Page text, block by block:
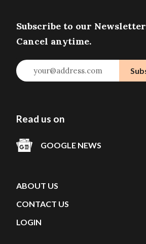
Subscribe to our
Cancel anytime.
your@address.com
Read us on
GOOGLE NEWS
ABOUT US
CONTACT US
LOGIN